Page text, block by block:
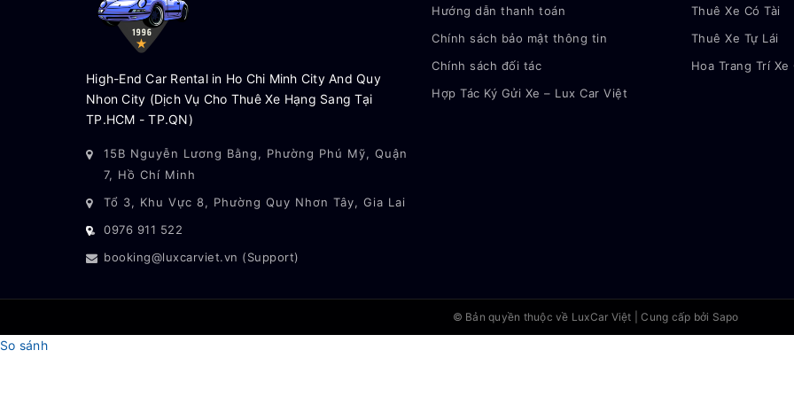
High-End Car Rental in Ho Chi Minh City And Quy
Nhon City (Dịch Vụ Cho Thuê Xe Hạng Sang Tại
TP.HCM - TP.QN)
15B Nguyễn Lương Bằng, Phường Phú Mỹ, Quận
7, Hồ Chí Minh
Tổ 3, Khu Vực 8, Phường Quy Nhơn Tây, Gia Lai
0976 911 522
booking@luxcarviet.vn (Support)
Hướng dẫn thanh toán
Chính sách bảo mật thông tin
Chính sách đối tác
Hợp Tác Ký Gửi Xe – Lux Car Việt
Thuê Xe Có Tài
Thuê Xe Tự Lái
Hoa Trang Trí Xe
© Bản quyền thuộc về LuxCar Việt Cung cấp bởi Sapo
So sánh